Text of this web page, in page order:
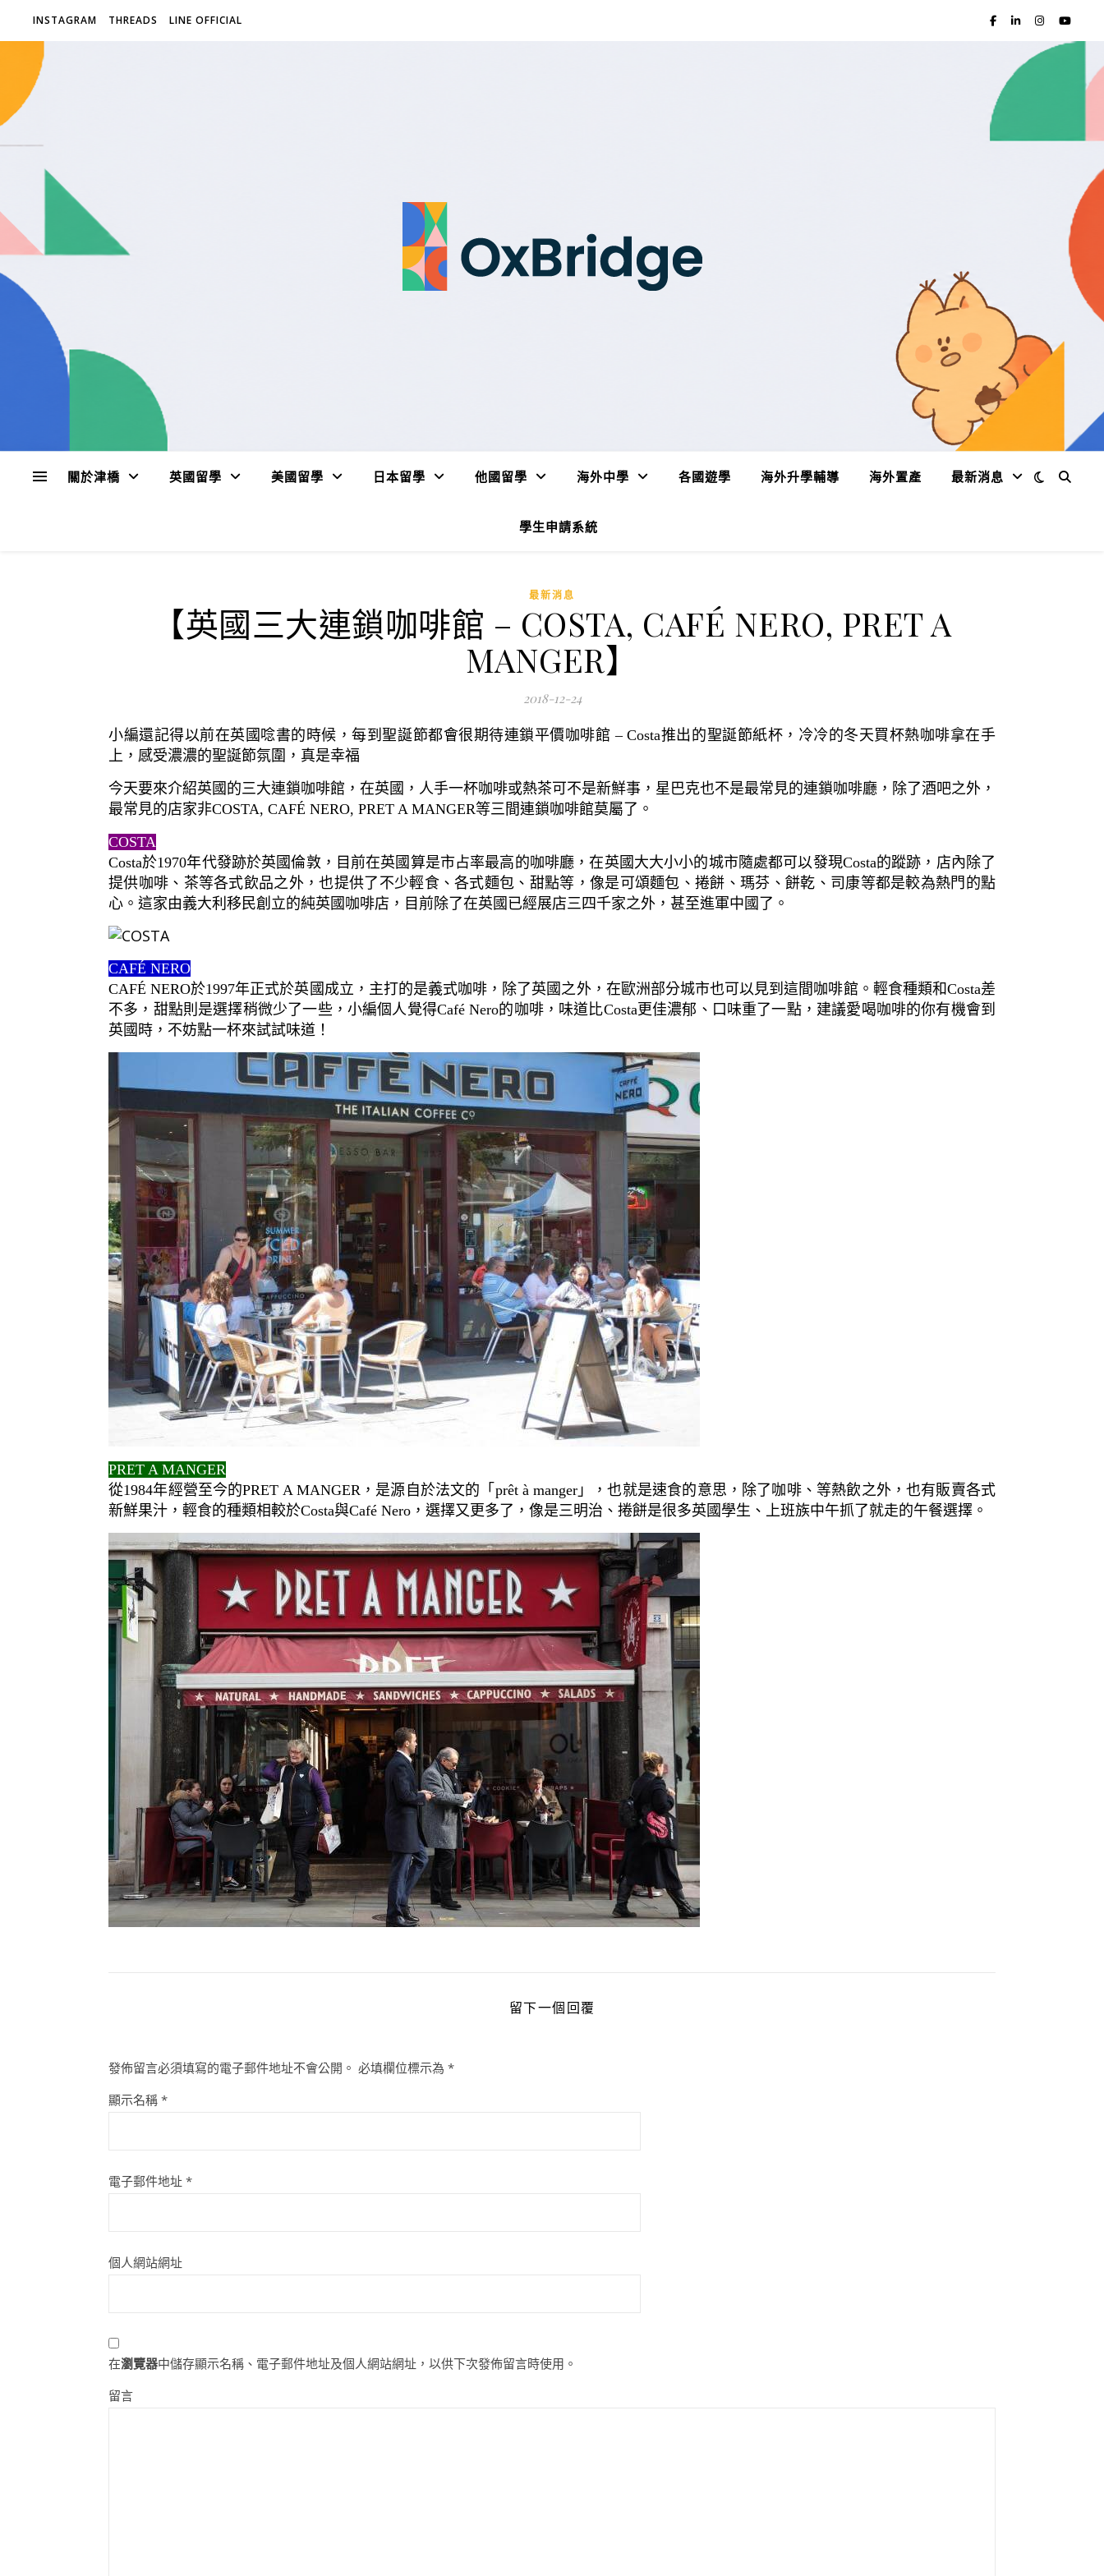
INSTAGRAM THREADS LINE OFFICIAL
關於津橋 英國留學 美國留學 日本留學 他國留學 海外中學 各國遊學 海外升學輔導 海外置產 最新消息
學生申請系統
最新消息
【英國三大連鎖咖啡館 – COSTA, CAFÉ NERO, PRET A
MANGER】
2018-12-24
小編還記得以前在英國唸書的時候，每到聖誕節都會很期待連鎖平價咖啡館 – Costa推出的聖誕節紙杯，冷冷的冬天買杯熱咖啡拿在手
上，感受濃濃的聖誕節氛圍，真是幸福
今天要來介紹英國的三大連鎖咖啡館，在英國，人手一杯咖啡或熱茶可不是新鮮事，星巴克也不是最常見的連鎖咖啡廳，除了酒吧之外，
最常見的店家非COSTA, CAFÉ NERO, PRET A MANGER等三間連鎖咖啡館莫屬了。
COSTA
Costa於1970年代發跡於英國倫敦，目前在英國算是市占率最高的咖啡廳，在英國大大小小的城市隨處都可以發現Costa的蹤跡，店內除了
提供咖啡、茶等各式飲品之外，也提供了不少輕食、各式麵包、甜點等，像是可頌麵包、捲餅、瑪芬、餅乾、司康等都是較為熱門的點
心。這家由義大利移民創立的純英國咖啡店，目前除了在英國已經展店三四千家之外，甚至進軍中國了。
CAFÉ NERO
CAFÉ NERO於1997年正式於英國成立，主打的是義式咖啡，除了英國之外，在歐洲部分城市也可以見到這間咖啡館。輕食種類和Costa差
不多，甜點則是選擇稍微少了一些，小編個人覺得Café Nero的咖啡，味道比Costa更佳濃郁、口味重了一點，建議愛喝咖啡的你有機會到
英國時，不妨點一杯來試試味道！
PRET A MANGER
從1984年經營至今的PRET A MANGER，是源自於法文的「prêt à manger」，也就是速食的意思，除了咖啡、等熱飲之外，也有販賣各式
新鮮果汁，輕食的種類相較於Costa與Café Nero，選擇又更多了，像是三明治、捲餅是很多英國學生、上班族中午抓了就走的午餐選擇。
留下一個回覆
發佈留言必須填寫的電子郵件地址不會公開。 必填欄位標示為 *
顯示名稱 *
電子郵件地址 *
個人網站網址
在瀏覽器中儲存顯示名稱、電子郵件地址及個人網站網址，以供下次發佈留言時使用。
留言